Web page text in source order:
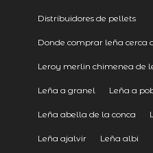
Distribuidores de pellets
Donde comprar leña cerca
Leroy merlin chimenea de
Leña a granel Leña a
Leña abella de la conca
Leña ajalvir Leña albi